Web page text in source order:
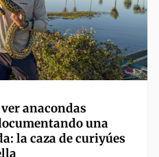
anacondas
una
la caza de curiyúes